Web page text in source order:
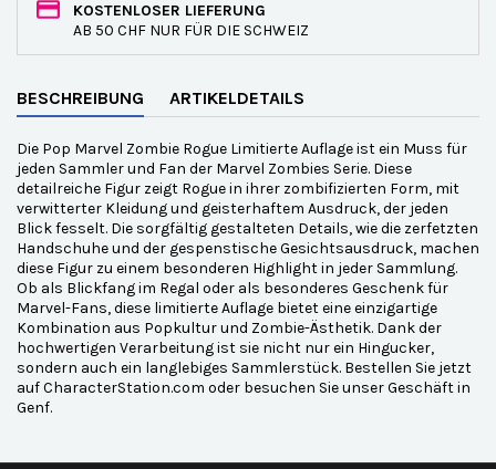
KOSTENLOSER LIEFERUNG
AB 50 CHF NUR FÜR DIE SCHWEIZ
BESCHREIBUNG ARTIKELDETAILS
Die Pop Marvel Zombie Rogue Limitierte Auflage ist ein Muss für
jeden Sammler und Fan der Marvel Zombies Serie. Diese
detailreiche Figur zeigt Rogue in ihrer zombifizierten Form, mit
verwitterter Kleidung und geisterhaftem Ausdruck, der jeden
Blick fesselt. Die sorgfältig gestalteten Details, wie die zerfetzten
Handschuhe und der gespenstische Gesichtsausdruck, machen
diese Figur zu einem besonderen Highlight in jeder Sammlung.
Ob als Blickfang im Regal oder als besonderes Geschenk für
Marvel-Fans, diese limitierte Auflage bietet eine einzigartige
Kombination aus Popkultur und Zombie-Ästhetik. Dank der
hochwertigen Verarbeitung ist sie nicht nur ein Hingucker,
sondern auch ein langlebiges Sammlerstück. Bestellen Sie jetzt
auf CharacterStation.com oder besuchen Sie unser Geschäft in
Genf.